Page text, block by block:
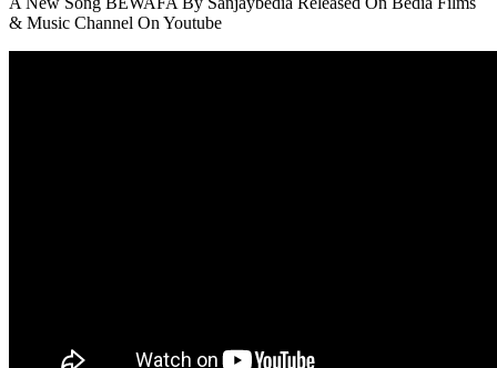
& Music Channel On Youtube